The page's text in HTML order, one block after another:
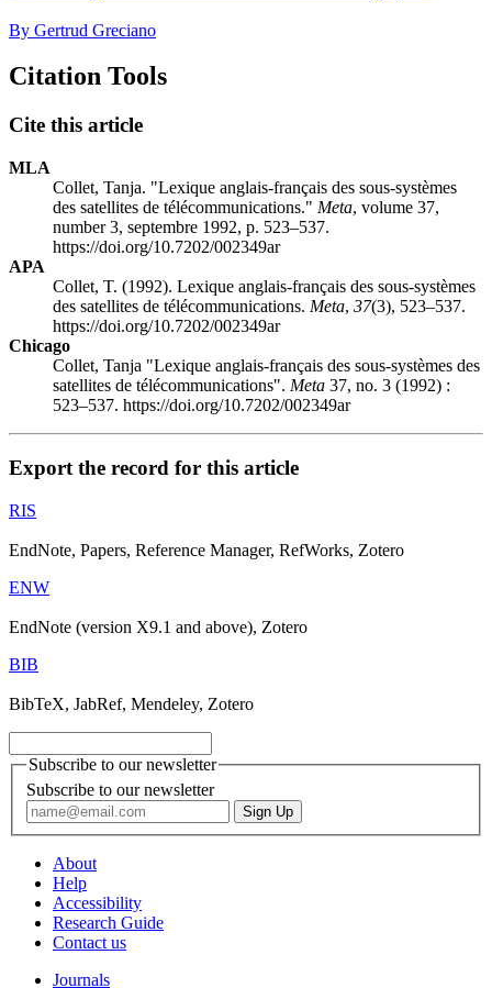
By Gertrud Greciano
Citation Tools
Cite this article
MLA
Collet, Tanja. "Lexique anglais-français des sous-systèmes
des satellites de télécommunications." Meta, volume 37,
number 3, septembre 1992, p. 523–537.
https://doi.org/10.7202/002349ar
APA
Collet, T. (1992). Lexique anglais-français des sous-systèmes
des satellites de télécommunications. Meta, 37(3), 523–537.
https://doi.org/10.7202/002349ar
Chicago
Collet, Tanja "Lexique anglais-français des sous-systèmes des
satellites de télécommunications". Meta 37, no. 3 (1992) :
523–537. https://doi.org/10.7202/002349ar
Export the record for this article
RIS
EndNote, Papers, Reference Manager, RefWorks, Zotero
ENW
EndNote (version X9.1 and above), Zotero
BIB
BibTeX, JabRef, Mendeley, Zotero
Subscribe to our newsletter
Subscribe to our newsletter
About
Help
Accessibility
Research Guide
Contact us
Journals